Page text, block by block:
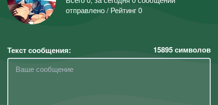
отправлено / Рейтинг 0
Текст сообщения: 15895символов